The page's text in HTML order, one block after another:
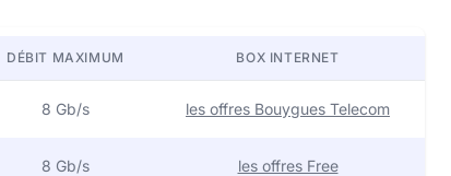
DÉBIT MAXIMUM BOX INTERNET
8 Gb/s les offres Bouygues Telecom
8 Gb/s les offres Free